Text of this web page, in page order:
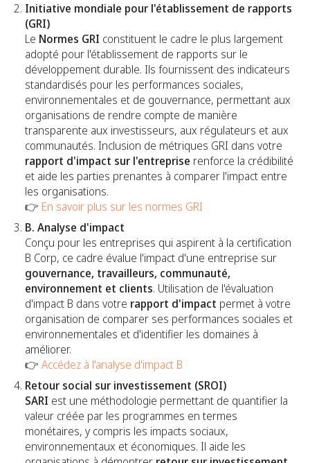
Initiative mondiale pour l'établissement de rapports
(GRI)
Le Normes GRI constituent le cadre le plus largement
adopté pour l'établissement de rapports sur le
développement durable. Ils fournissent des indicateurs
standardisés pour les performances sociales,
environnementales et de gouvernance, permettant aux
organisations de rendre compte de manière
transparente aux investisseurs, aux régulateurs et aux
communautés. Inclusion de métriques GRI dans votre
rapport d'impact sur l'entreprise renforce la crédibilité
et aide les parties prenantes à comparer l'impact entre
les organisations.
👉 En savoir plus sur les normes GRI
B. Analyse d'impact
Conçu pour les entreprises qui aspirent à la certification
B Corp, ce cadre évalue l'impact d'une entreprise sur
gouvernance, travailleurs, communauté,
environnement et clients. Utilisation de l'évaluation
d'impact B dans votre rapport d'impact permet à votre
organisation de comparer ses performances sociales et
environnementales et d'identifier les domaines à
améliorer.
👉 Accédez à l'analyse d'impact B
Retour social sur investissement (SROI)
SARI est une méthodologie permettant de quantifier la
valeur créée par les programmes en termes
monétaires, y compris les impacts sociaux,
environnementaux et économiques. Il aide les